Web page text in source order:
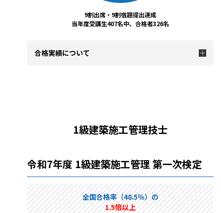
9割出席・9割宿題提出達成
当年度受講生407名中、合格者326名
合格実績について
1級建築施工管理技士
令和7年度 1級建築施工管理 第一次検定
全国合格率（48.5％）の
1.5倍以上